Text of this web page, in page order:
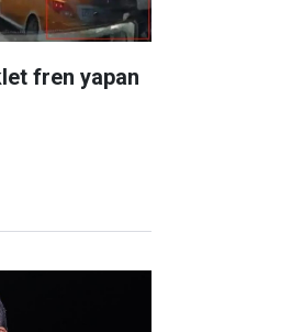
fren yapan